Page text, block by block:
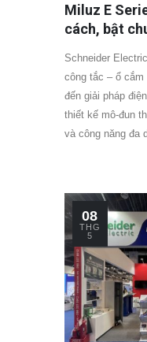
Miluz E
cách, bật
Schneider
công tắc – ổ
đến giải pháp
thiết kế mô-đun
và công năng đa
08
THG
5